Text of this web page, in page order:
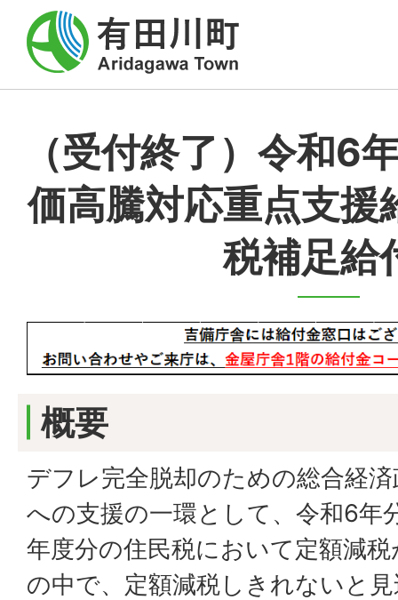
（受付終了）令和6
価高騰対応重点支援
税補足給
概要
デフレ完全脱却のための総合経
への支援の一環として、令和6年
年度分の住民税において定額減
の中で、定額減税しきれないと